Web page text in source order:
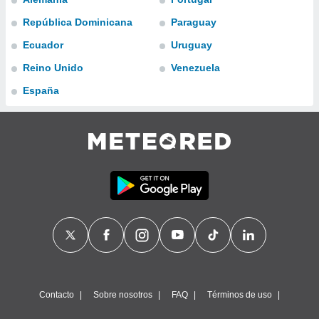
y
nuestra
cookies
República Dominicana
Ecuador
Reino Unido
España
Paraguay
Uruguay
Venezuela
Contacto Sobre nosotros FAQ Términos de uso